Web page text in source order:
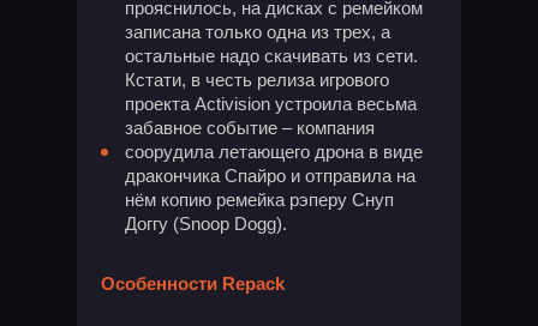
прояснилось, на дисках с ремейком
записана только одна из трех, а
остальные надо скачивать из сети.
Кстати, в честь релиза игрового
проекта Activision устроила весьма
забавное событие – компания
соорудила летающего дрона в виде
дракончика Спайро и отправила на
нём копию ремейка рэперу Снуп
Доггу (Snoop Dogg).
Особенности Repack